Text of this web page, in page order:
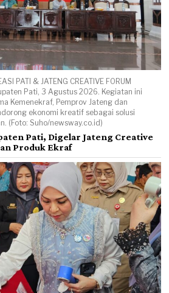
PATI & JATENG CREATIVE FORUM
Pati, 3 Agustus 2026. Kegiatan ini
Kemenekraf, Pemprov Jateng dan
ekonomi kreatif sebagai solusi
(Foto: Suho/newsway.co.id)
Pati, Digelar Jateng Creative
Produk Ekraf